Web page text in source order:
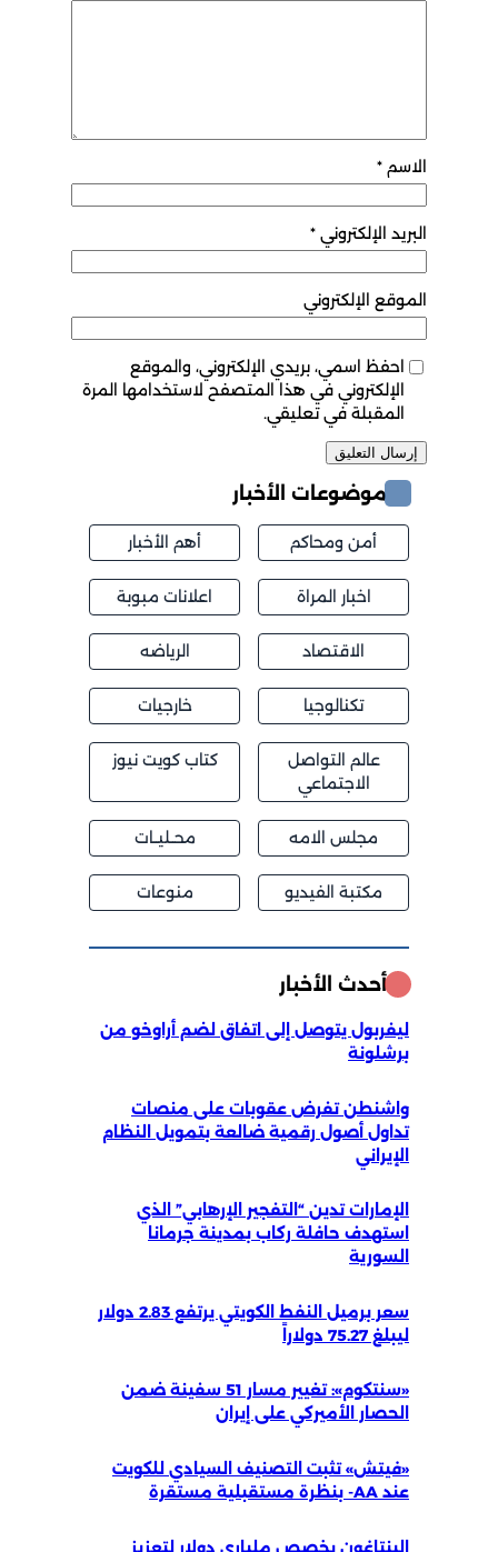
الاسم *
البريد الإلكتروني *
الموقع الإلكتروني
احفظ اسمي، بريدي الإلكتروني، والموقع
الإلكتروني في هذا المتصفح لاستخدامها المرة
المقبلة في تعليقي.
موضوعات الأخبار
أمن ومحاكم أهم الأخبار
اخبار المراة اعلانات مبوبة
الاقتصاد الرياضه
تكنالوجيا خارجيات
عالم التواصل
الاجتماعي
كتاب كويت نيوز
مجلس الامه محــليــات
مكتبة الفيديو منوعات
أحدث الأخبار
ليفربول يتوصل إلى اتفاق لضم أراوخو من
برشلونة
واشنطن تفرض عقوبات على منصات
تداول أصول رقمية ضالعة بتمويل النظام
الإيراني
الإمارات تدين “التفجير الإرهابي” الذي
استهدف حافلة ركاب بمدينة جرمانا
السورية
سعر برميل النفط الكويتي يرتفع 2.83 دولار
ليبلغ 75.27 دولاراً
«سنتكوم»: تغيير مسار 51 سفينة ضمن
الحصار الأميركي على إيران
«فيتش» تثبت التصنيف السيادي للكويت
عند AA- بنظرة مستقبلية مستقرة
البنتاغون يخصص ملياري دولار لتعزيز